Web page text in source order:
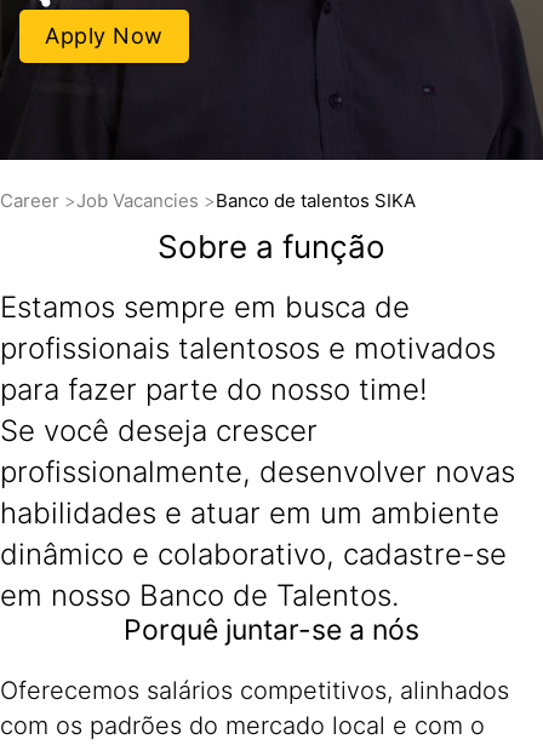
Apply Now
Career Job Vacancies Banco de talentos SIKA
Sobre a função
Estamos sempre em busca de
profissionais talentosos e motivados
para fazer parte do nosso time!
Se você deseja crescer
profissionalmente, desenvolver novas
habilidades e atuar em um ambiente
dinâmico e colaborativo, cadastre-se
em nosso Banco de Talentos.
Porquê juntar-se a nós
Oferecemos salários competitivos, alinhados
com os padrões do mercado local e com o